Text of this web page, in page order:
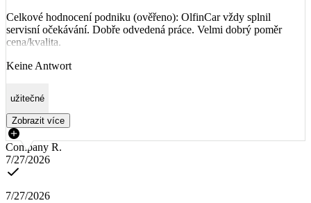
Celkové hodnocení podniku (ověřeno): OlfinCar vždy splnil
servisní očekávání. Dobře odvedená práce. Velmi dobrý poměr
cena/kvalita.
Keine Antwort
užitečné
Zobrazit více
Company R.
7/27/2026
7/27/2026